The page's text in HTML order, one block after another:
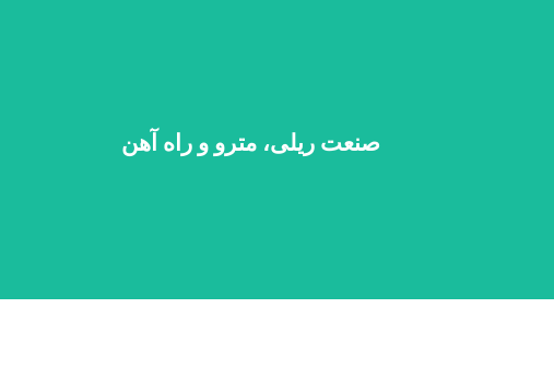
صنعت ریلی، مترو و راه آهن
و مترو کشور خدمت کرده و با تامین قطعات یدکی و تجهیزات مورد نیاز این صنعت